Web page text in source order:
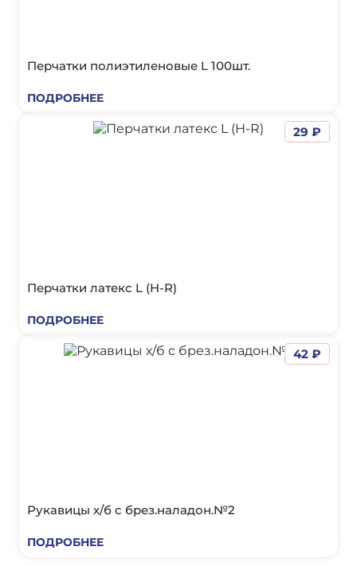
Перчатки полиэтиленовые L 100шт.
ПОДРОБНЕЕ
Перчатки латекс L (H-R)
ПОДРОБНЕЕ
29 ₽
Рукавицы х/б с брез.наладон.№2
ПОДРОБНЕЕ
42 ₽